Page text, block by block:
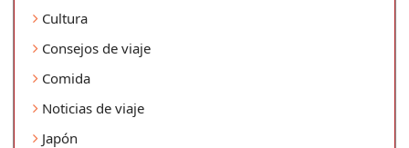
Cultura
Consejos de viaje
Comida
Noticias de viaje
Japón